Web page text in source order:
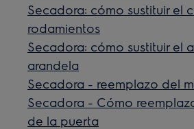
Secadora: cómo sustituir el
rodamientos
Secadora: cómo sustituir el
arandela
Secadora - reemplazo del
Secadora - Cómo
de la puerta